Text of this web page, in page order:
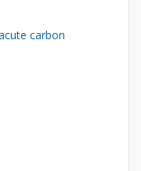
carbon